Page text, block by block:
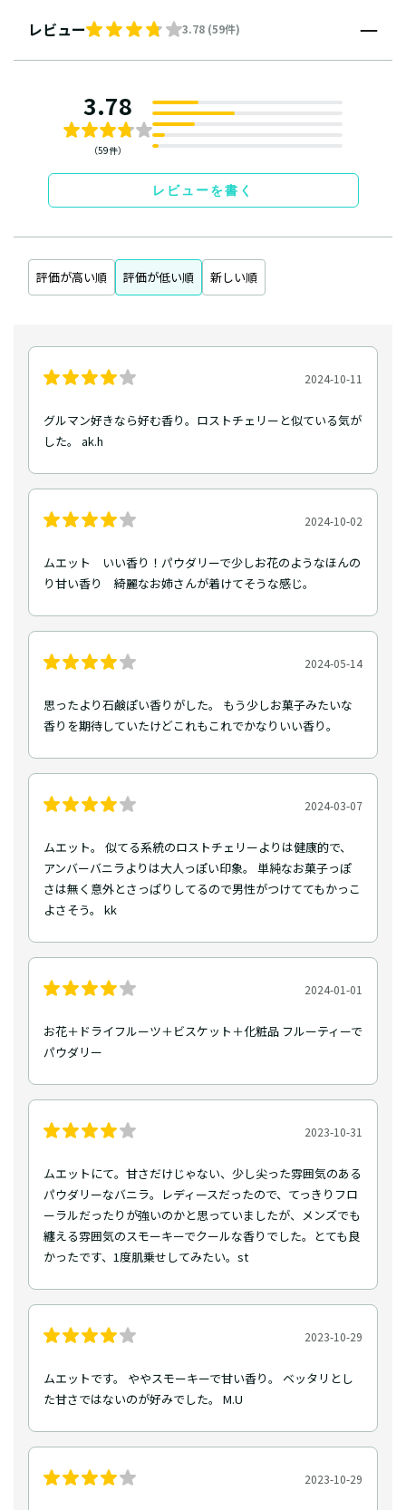
レビュー 3.78 (59件)
3.78
（59件）
レビューを書く
評価が高い順 評価が低い順 新しい順
2024-10-11
グルマン好きなら好む香り。ロストチェリーと似ている気が
した。 ak.h
2024-10-02
ムエット いい香り！パウダリーで少しお花のようなほんの
り甘い香り 綺麗なお姉さんが着けてそうな感じ。
2024-05-14
思ったより石鹸ぽい香りがした。 もう少しお菓子みたいな
香りを期待していたけどこれもこれでかなりいい香り。
2024-03-07
ムエット。 似てる系統のロストチェリーよりは健康的で、
アンバーバニラよりは大人っぽい印象。 単純なお菓子っぽ
さは無く意外とさっぱりしてるので男性がつけててもかっこ
よさそう。 kk
2024-01-01
お花＋ドライフルーツ＋ビスケット＋化粧品 フルーティーで
パウダリー
2023-10-31
ムエットにて。甘さだけじゃない、少し尖った雰囲気のある
パウダリーなバニラ。レディースだったので、てっきりフロ
ーラルだったりが強いのかと思っていましたが、メンズでも
纏える雰囲気のスモーキーでクールな香りでした。とても良
かったです、1度肌乗せしてみたい。st
2023-10-29
ムエットです。 ややスモーキーで甘い香り。 ベッタリとし
た甘さではないのが好みでした。 M.U
2023-10-29